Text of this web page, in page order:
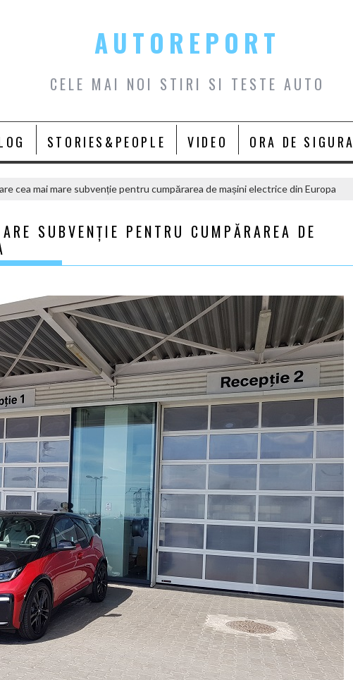
AUTOREPORT
CELE MAI NOI STIRI SI TESTE AUTO
STORIES&PEOPLE VIDEO ORA DE
cea mai mare subvenție pentru cumpărarea de mașini electrice din Europa
SUBVENȚIE PENTRU CUMPĂRAREA DE